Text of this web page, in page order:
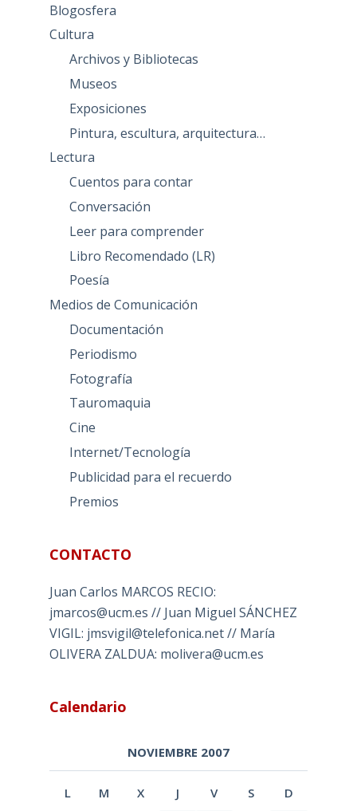
Blogosfera
Cultura
Archivos y Bibliotecas
Museos
Exposiciones
Pintura, escultura, arquitectura…
Lectura
Cuentos para contar
Conversación
Leer para comprender
Libro Recomendado (LR)
Poesía
Medios de Comunicación
Documentación
Periodismo
Fotografía
Tauromaquia
Cine
Internet/Tecnología
Publicidad para el recuerdo
Premios
CONTACTO
Juan Carlos MARCOS RECIO:
jmarcos@ucm.es // Juan Miguel SÁNCHEZ
VIGIL: jmsvigil@telefonica.net // María
OLIVERA ZALDUA: molivera@ucm.es
Calendario
NOVIEMBRE 2007
L M X J V S D